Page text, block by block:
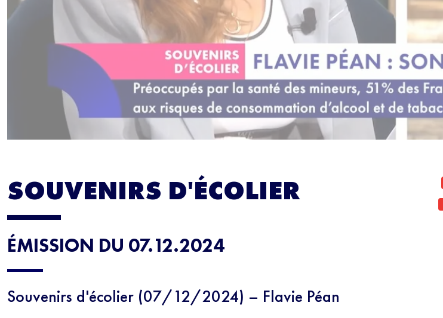
SOUVENIRS D'ÉCOLIER
ÉMISSION DU 07.12.2024
Souvenirs d'écolier (07/12/2024) – Flavie Péan